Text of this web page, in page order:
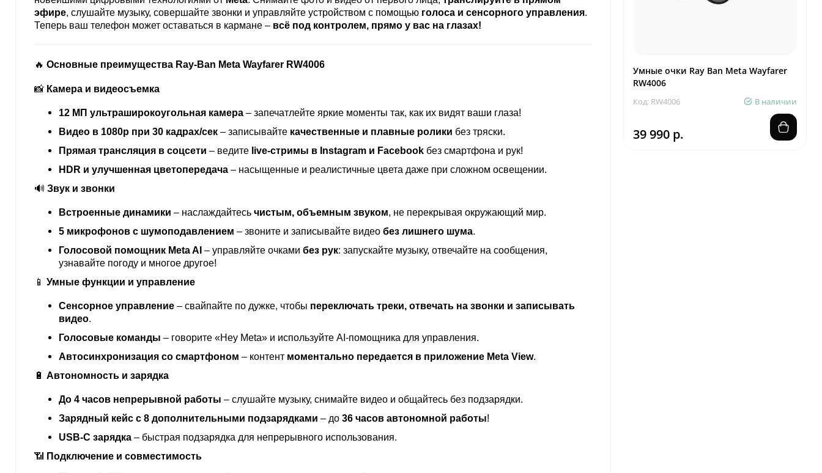
эфире, слушайте музыку, совершайте звонки и управляйте устройством с помощью голоса и сенсорного управления.
Теперь ваш телефон может оставаться в кармане – всё под контролем, прямо у вас на глазах!
🔥 Основные преимущества Ray-Ban Meta Wayfarer RW4006
📸 Камера и видеосъемка
12 МП ультраширокоугольная камера – запечатлейте яркие моменты так, как их видят ваши глаза!
Видео в 1080p при 30 кадрах/сек – записывайте качественные и плавные ролики без тряски.
Прямая трансляция в соцсети – ведите live-стримы в Instagram и Facebook без смартфона и рук!
HDR и улучшенная цветопередача – насыщенные и реалистичные цвета даже при сложном освещении.
🔊 Звук и звонки
Встроенные динамики – наслаждайтесь чистым, объемным звуком, не перекрывая окружающий мир.
5 микрофонов с шумоподавлением – звоните и записывайте видео без лишнего шума.
Голосовой помощник Meta AI – управляйте очками без рук: запускайте музыку, отвечайте на сообщения,
узнавайте погоду и многое другое!
📱 Умные функции и управление
Сенсорное управление – свайпайте по дужке, чтобы переключать треки, отвечать на звонки и записывать
видео.
Голосовые команды – говорите «Hey Meta» и используйте AI-помощника для управления.
Автосинхронизация со смартфоном – контент моментально передается в приложение Meta View.
🔋 Автономность и зарядка
До 4 часов непрерывной работы – слушайте музыку, снимайте видео и общайтесь без подзарядки.
Зарядный кейс с 8 дополнительными подзарядками – до 36 часов автономной работы!
USB-C зарядка – быстрая подзарядка для непрерывного использования.
📶
Подключение и совместимость
Умные очки Ray Ban Meta Wayfarer
RW4006
Код: RW4006 В наличии
39 990 р.